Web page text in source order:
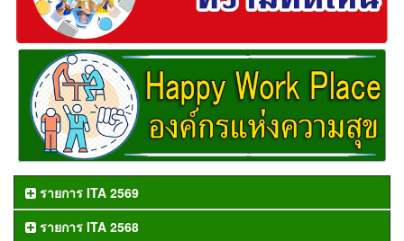
รายการ ITA 2569
รายการ ITA 2568